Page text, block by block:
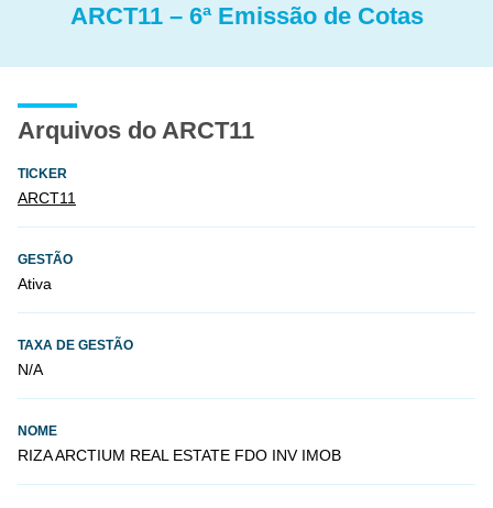
ARCT11 – 6ª Emissão de Cotas
Arquivos do ARCT11
TICKER
ARCT11
GESTÃO
Ativa
TAXA DE GESTÃO
N/A
NOME
RIZA ARCTIUM REAL ESTATE FDO INV IMOB